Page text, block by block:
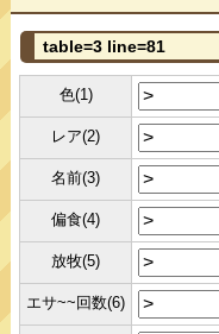
table=3 line=81
色(1)
レア(2)
名前(3)
偏食(4)
放牧(5)
エサ~~回数(6)